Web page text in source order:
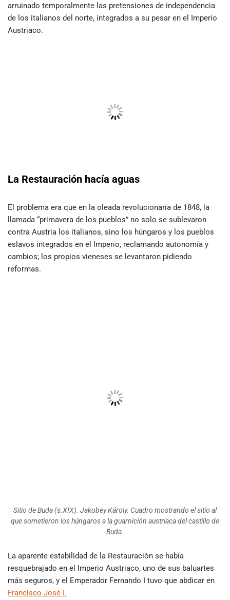
arruinado temporalmente las pretensiones de independencia
de los italianos del norte, integrados a su pesar en el Imperio
Austriaco.
La Restauración hacía aguas
El problema era que en la oleada revolucionaria de 1848, la
llamada “primavera de los pueblos” no solo se sublevaron
contra Austria los italianos, sino los húngaros y los pueblos
eslavos integrados en el Imperio, reclamando autonomía y
cambios; los propios vieneses se levantaron pidiendo
reformas.
Sitio de Buda (s.XIX). Jakobey Károly. Cuadro mostrando el sitio al
que sometieron los húngaros a la guarnición austriaca del castillo de
Buda.
La aparente estabilidad de la Restauración se había
resquebrajado en el Imperio Austriaco, uno de sus baluartes
más seguros, y el Emperador Fernando I tuvo que abdicar en
Francisco José I.